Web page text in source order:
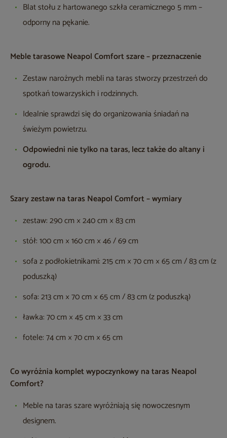
Blat stołu z hartowanego szkła ceramicznego 5 mm –
odporny na pękanie.
Meble tarasowe Neapol Comfort szare – przeznaczenie
Zestaw narożnych mebli na taras stworzy przestrzeń do
spotkań towarzyskich i rodzinnych.
Idealnie sprawdzi się do organizowania śniadań na
świeżym powietrzu.
Odpowiedni nie tylko na taras, lecz także do altany i
ogrodu.
Szary zestaw na taras Neapol Comfort – wymiary
zestaw: 290 cm × 240 cm × 83 cm
stół: 100 cm × 160 cm × 46 / 69 cm
sofa z podłokietnikami: 215 cm × 70 cm × 65 cm / 83 cm (z
poduszką)
sofa: 213 cm × 70 cm × 65 cm / 83 cm (z poduszką)
ławka: 70 cm × 45 cm × 33 cm
fotele: 74 cm × 70 cm × 65 cm
Co wyróżnia komplet wypoczynkowy na taras Neapol
Comfort?
Meble na taras szare wyróżniają się nowoczesnym
designem.